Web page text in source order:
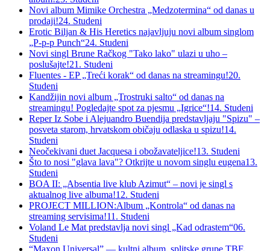
Novi album Mimike Orchestra „Medzotermina“ od danas u
prodaji!24. Studeni
Erotic Biljan & His Heretics najavljuju novi album singlom
„P-p-p Punch“24. Studeni
Novi singl Brune Račkog "Tako lako" ulazi u uho –
poslušajte!21. Studeni
Fluentes - EP „Treći korak“ od danas na streamingu!20.
Studeni
Kandžijin novi album „Trostruki salto“ od danas na
streamingu! Pogledajte spot za pjesmu „Igrice“!14. Studeni
Reper Iz Sobe i Alejuandro Buendija predstavljaju "Spizu" –
posveta starom, hrvatskom običaju odlaska u spizu!14.
Studeni
Neočekivani duet Jacquesa i obožavateljice!13. Studeni
Što to nosi "glava lava"? Otkrijte u novom singlu eugena13.
Studeni
BOA II: „Absentia live klub Azimut“ – novi je singl s
aktualnog live albuma!12. Studeni
PROJECT MILLION:Album „Kontrola“ od danas na
streaming servisima!11. Studeni
Voland Le Mat predstavlja novi singl „Kad odrastem“06.
Studeni
“Maxon Universal” — kultni album, splitske grupe TBF,